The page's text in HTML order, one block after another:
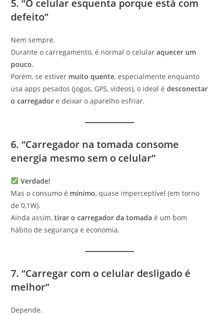
5. “O celular esquenta porque está com
defeito”
Nem sempre.
Durante o carregamento, é normal o celularaquecer um
pouco.
Porém, se estiver muito quente, especialmente enquanto
usa apps pesados (jogos, GPS, vídeos), o ideal édesconectar
o carregador e deixar o aparelho esfriar.
6. “Carregador na tomada consome
energia mesmo sem o celular”
Verdade!
Mas o consumo é mínimo, quase imperceptível (em torno
de 0,1W).
Ainda assim,tirar o carregador da tomada é um bom
hábito de segurança e economia.
7. “Carregar com o celular desligado é
melhor”
Depende.